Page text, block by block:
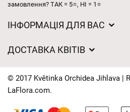
замовлення? ТАК = 5⭐, НІ = 1⭐
ІНФОРМАЦІЯ ДЛЯ ВАС
Захист персональних даних
Час доставки квітів – огляд
ДОСТАВКА КВІТІВ
Куди ми доставляємо квіти
© 2017 Květinka Orchidea Jihlava |
LaFlora.com.